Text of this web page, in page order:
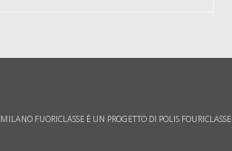
MILANO FUORICLASSE È UN PROGETTO DI POLIS FOURICLASSE